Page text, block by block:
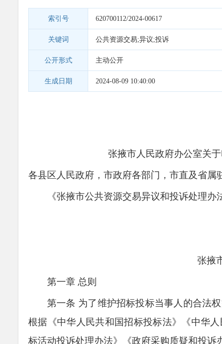
索引号 620700112/2024-00617
关键词 公共资源交易;异议;投诉
公开形式 主动公开
生成日期 2024-08-09 10:40:00
张掖市人民政府办公室关
各县区人民政府， 市政府各部门，市直及省属
《张掖市公共资源交易异议和投诉处理
张掖
第一章 总则
第一条 为了维护招标投标当事人的合法
根据《中华人民共和国招标投标法》《中华
标活动投诉处理办法》《政府采购质疑和投诉